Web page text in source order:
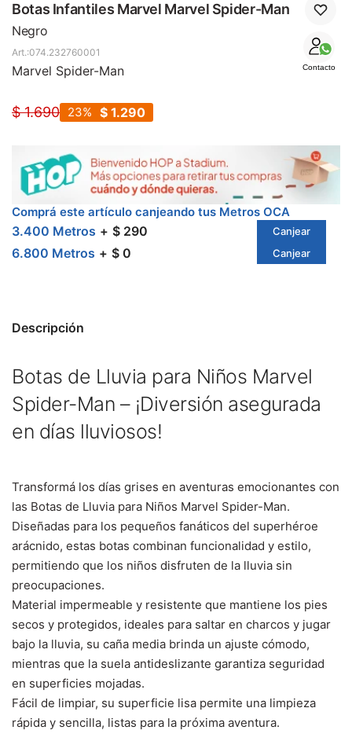
Botas Infantiles Marvel Marvel Spider-Man
Negro
Contacto
074.232760001
Marvel Spider-Man
$ 1.690 $ 1.290
23
Comprá este artículo canjeando tus Metros OCA
3.400 Metros $ 290 Canjear
6.800 Metros $ 0 Canjear
Descripción
Botas de Lluvia para Niños Marvel
Spider-Man – ¡Diversión asegurada
en días lluviosos!
Transformá los días grises en aventuras emocionantes con
las Botas de Lluvia para Niños Marvel Spider-Man.
Diseñadas para los pequeños fanáticos del superhéroe
arácnido, estas botas combinan funcionalidad y estilo,
permitiendo que los niños disfruten de la lluvia sin
preocupaciones.
Material impermeable y resistente que mantiene los pies
secos y protegidos, ideales para saltar en charcos y jugar
bajo la lluvia, su caña media brinda un ajuste cómodo,
mientras que la suela antideslizante garantiza seguridad
en superficies mojadas.
Fácil de limpiar, su superficie lisa permite una limpieza
rápida y sencilla, listas para la próxima aventura.